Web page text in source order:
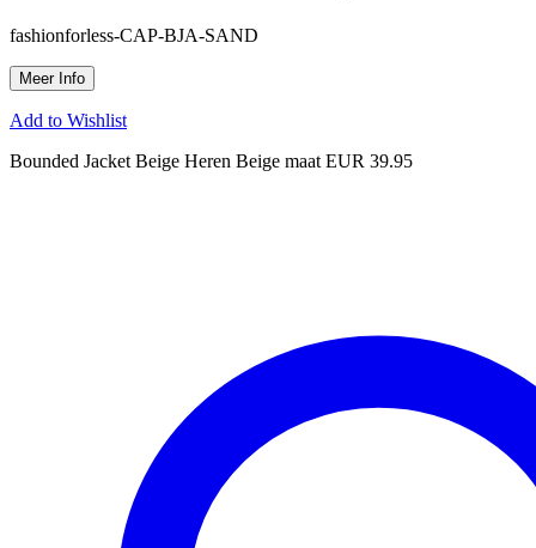
fashionforless-CAP-BJA-SAND
Meer Info
Add to Wishlist
Bounded Jacket Beige Heren Beige maat EUR 39.95